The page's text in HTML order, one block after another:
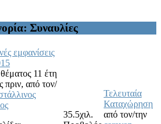
Συναυλίες
εμφανίσεις
11 έτη
πριν, από τον/
35.5χιλ.
Τελευταία
Καταχώρηση
από τον/την